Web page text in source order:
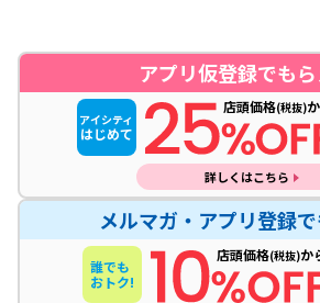
アプリ仮登録でもら
アイシティ
はじめて
店頭価格(税抜)
詳しくはこちら
メルマガ・アプリ登録
誰でも
おトク!
店頭価格(税抜)か